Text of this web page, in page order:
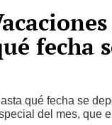
fecha
qué fecha se
del mes, que